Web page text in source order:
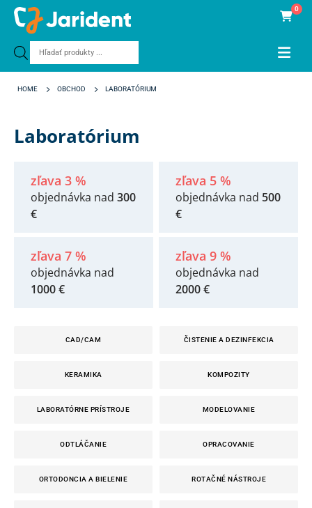
Products
0
HOME OBCHOD LABORATÓRIUM
Laboratórium
zľava 3 %
objednávka nad 300
€
zľava 5 %
objednávka nad 500
€
zľava 7 %
objednávka nad
1000 €
zľava 9 %
objednávka nad
2000 €
CAD/CAM ČISTENIE A DEZINFEKCIA
KERAMIKA KOMPOZITY
LABORATÓRNE PRÍSTROJE MODELOVANIE
ODTLÁČANIE OPRACOVANIE
ORTODONCIA A BIELENIE ROTAČNÉ NÁSTROJE